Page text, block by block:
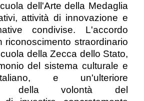
dell'Arte della Medaglia
attività di innovazione e
condivise. L'accordo
riconoscimento straordinario
della Zecca dello Stato,
del sistema culturale e
e un'ulteriore
della volontà del